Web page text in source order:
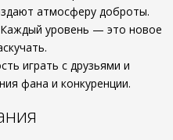
атмосферу доброты.
уровень — это новое
играть с друзьями и
фана и конкуренции.